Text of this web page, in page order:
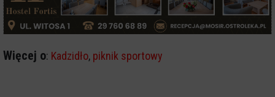
Więcej o: Kadzidło, piknik sportowy